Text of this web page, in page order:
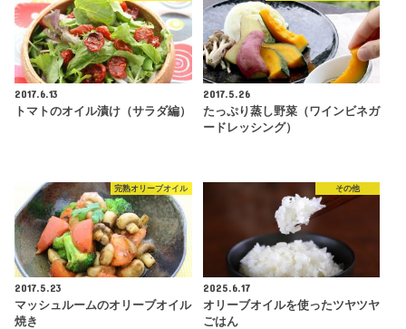
2017.6.13
トマトのオイル漬け（サラダ編）
2017.5.26
たっぷり蒸し野菜（ワインビネガ
ードレッシング）
完熟オリーブオイル
2017.5.23
マッシュルームのオリーブオイル
焼き
その他
2025.6.17
オリーブオイルを使ったツヤツヤ
ごはん